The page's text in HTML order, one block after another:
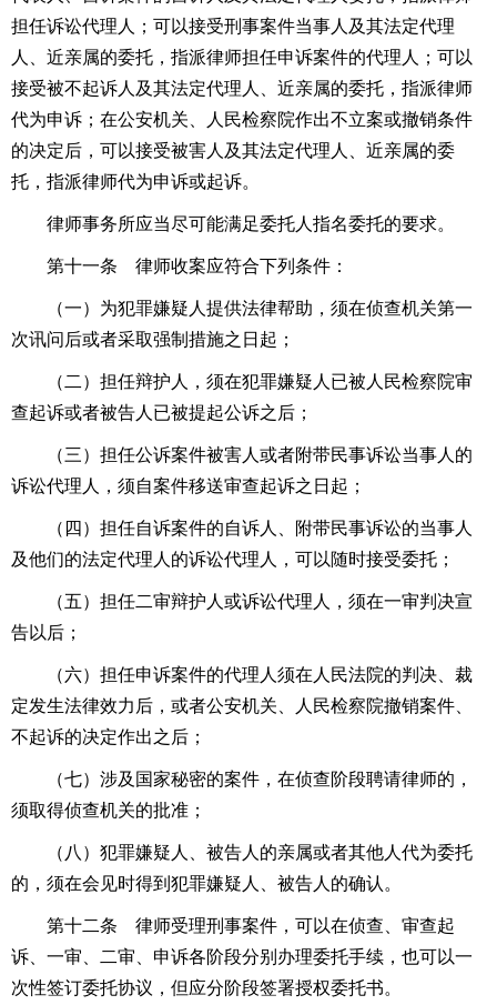
担任诉讼代理人；可以接受刑事案件当事人及其法定代理
人、近亲属的委托，指派律师担任申诉案件的代理人；可以
接受被不起诉人及其法定代理人、近亲属的委托，指派律师
代为申诉；在公安机关、人民检察院作出不立案或撤销条件
的决定后，可以接受被害人及其法定代理人、近亲属的委
托，指派律师代为申诉或起诉。
律师事务所应当尽可能满足委托人指名委托的要求。
第十一条 律师收案应符合下列条件：
（一）为犯罪嫌疑人提供法律帮助，须在侦查机关第一
次讯问后或者采取强制措施之日起；
（二）担任辩护人，须在犯罪嫌疑人已被人民检察院审
查起诉或者被告人已被提起公诉之后；
（三）担任公诉案件被害人或者附带民事诉讼当事人的
诉讼代理人，须自案件移送审查起诉之日起；
（四）担任自诉案件的自诉人、附带民事诉讼的当事人
及他们的法定代理人的诉讼代理人，可以随时接受委托；
（五）担任二审辩护人或诉讼代理人，须在一审判决宣
告以后；
（六）担任申诉案件的代理人须在人民法院的判决、裁
定发生法律效力后，或者公安机关、人民检察院撤销案件、
不起诉的决定作出之后；
（七）涉及国家秘密的案件，在侦查阶段聘请律师的，
须取得侦查机关的批准；
（八）犯罪嫌疑人、被告人的亲属或者其他人代为委托
的，须在会见时得到犯罪嫌疑人、被告人的确认。
第十二条 律师受理刑事案件，可以在侦查、审查起
诉、一审、二审、申诉各阶段分别办理委托手续，也可以一
次性签订委托协议，但应分阶段签署授权委托书。